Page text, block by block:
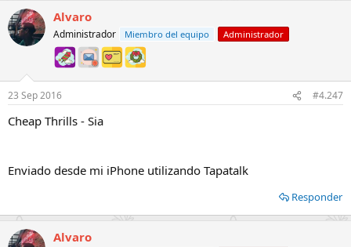
Alvaro
Administrador Miembro del equipo Administrador
23 Sep 2016 #4.247
Cheap Thrills - Sia
Enviado desde mi iPhone utilizando Tapatalk
Responder
Alvaro